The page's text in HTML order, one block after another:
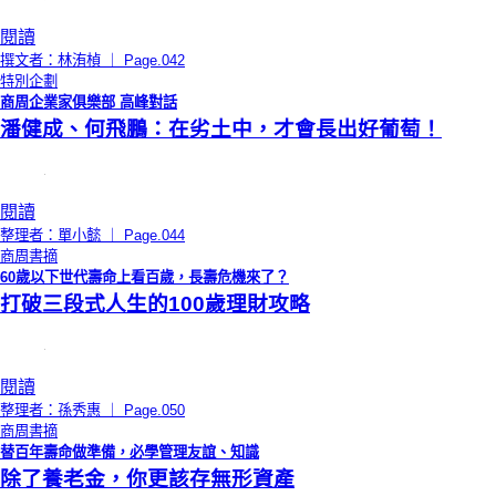
閱讀
撰文者：林洧楨 ｜ Page.042
特別企劃
商周企業家俱樂部 高峰對話
潘健成、何飛鵬：在劣土中，才會長出好葡萄！
閱讀
整理者：單小懿 ｜ Page.044
商周書摘
60歲以下世代壽命上看百歲，長壽危機來了？
打破三段式人生的100歲理財攻略
閱讀
整理者：孫秀惠 ｜ Page.050
商周書摘
替百年壽命做準備，必學管理友誼、知識
除了養老金，你更該存無形資產